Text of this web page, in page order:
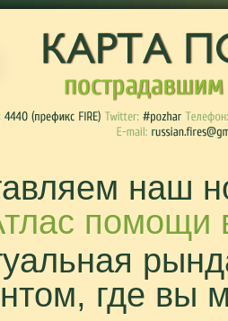
наш
помощи
где вы